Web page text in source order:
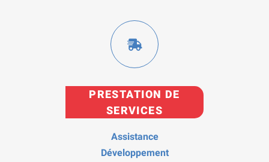
PRESTATION DE
SERVICES
Assistance
Développement